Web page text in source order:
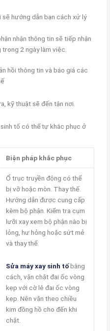
hướng dẫn bạn cách xử lý
nhận thông tin sẽ tiếp nhận
trong 2 ngày làm việc.
hồi thông tin và báo giá các
kỹ thuật sẽ đến tận nơi.
tố có thể tự khắc phục ở
Biện pháp khắc phục
Ổ trục truyền động có thể
bị vỡ hoặc mòn. Thay thế.
Hướng dẫn được cung cấp
kèm bộ phận. Kiểm tra cụm
lưỡi xay xem bộ phận nào bị
lỏng, hư hỏng hoặc sứt mẻ
và thay thể.
Sửa máy xay sinh tốbằng
cách, vặn chặt đai ốc vòng
kẹp với cờ lê đai ốc vòng
kẹp. Nên vặn theo chiều
kim đồng hồ cho đến khi
chặt.